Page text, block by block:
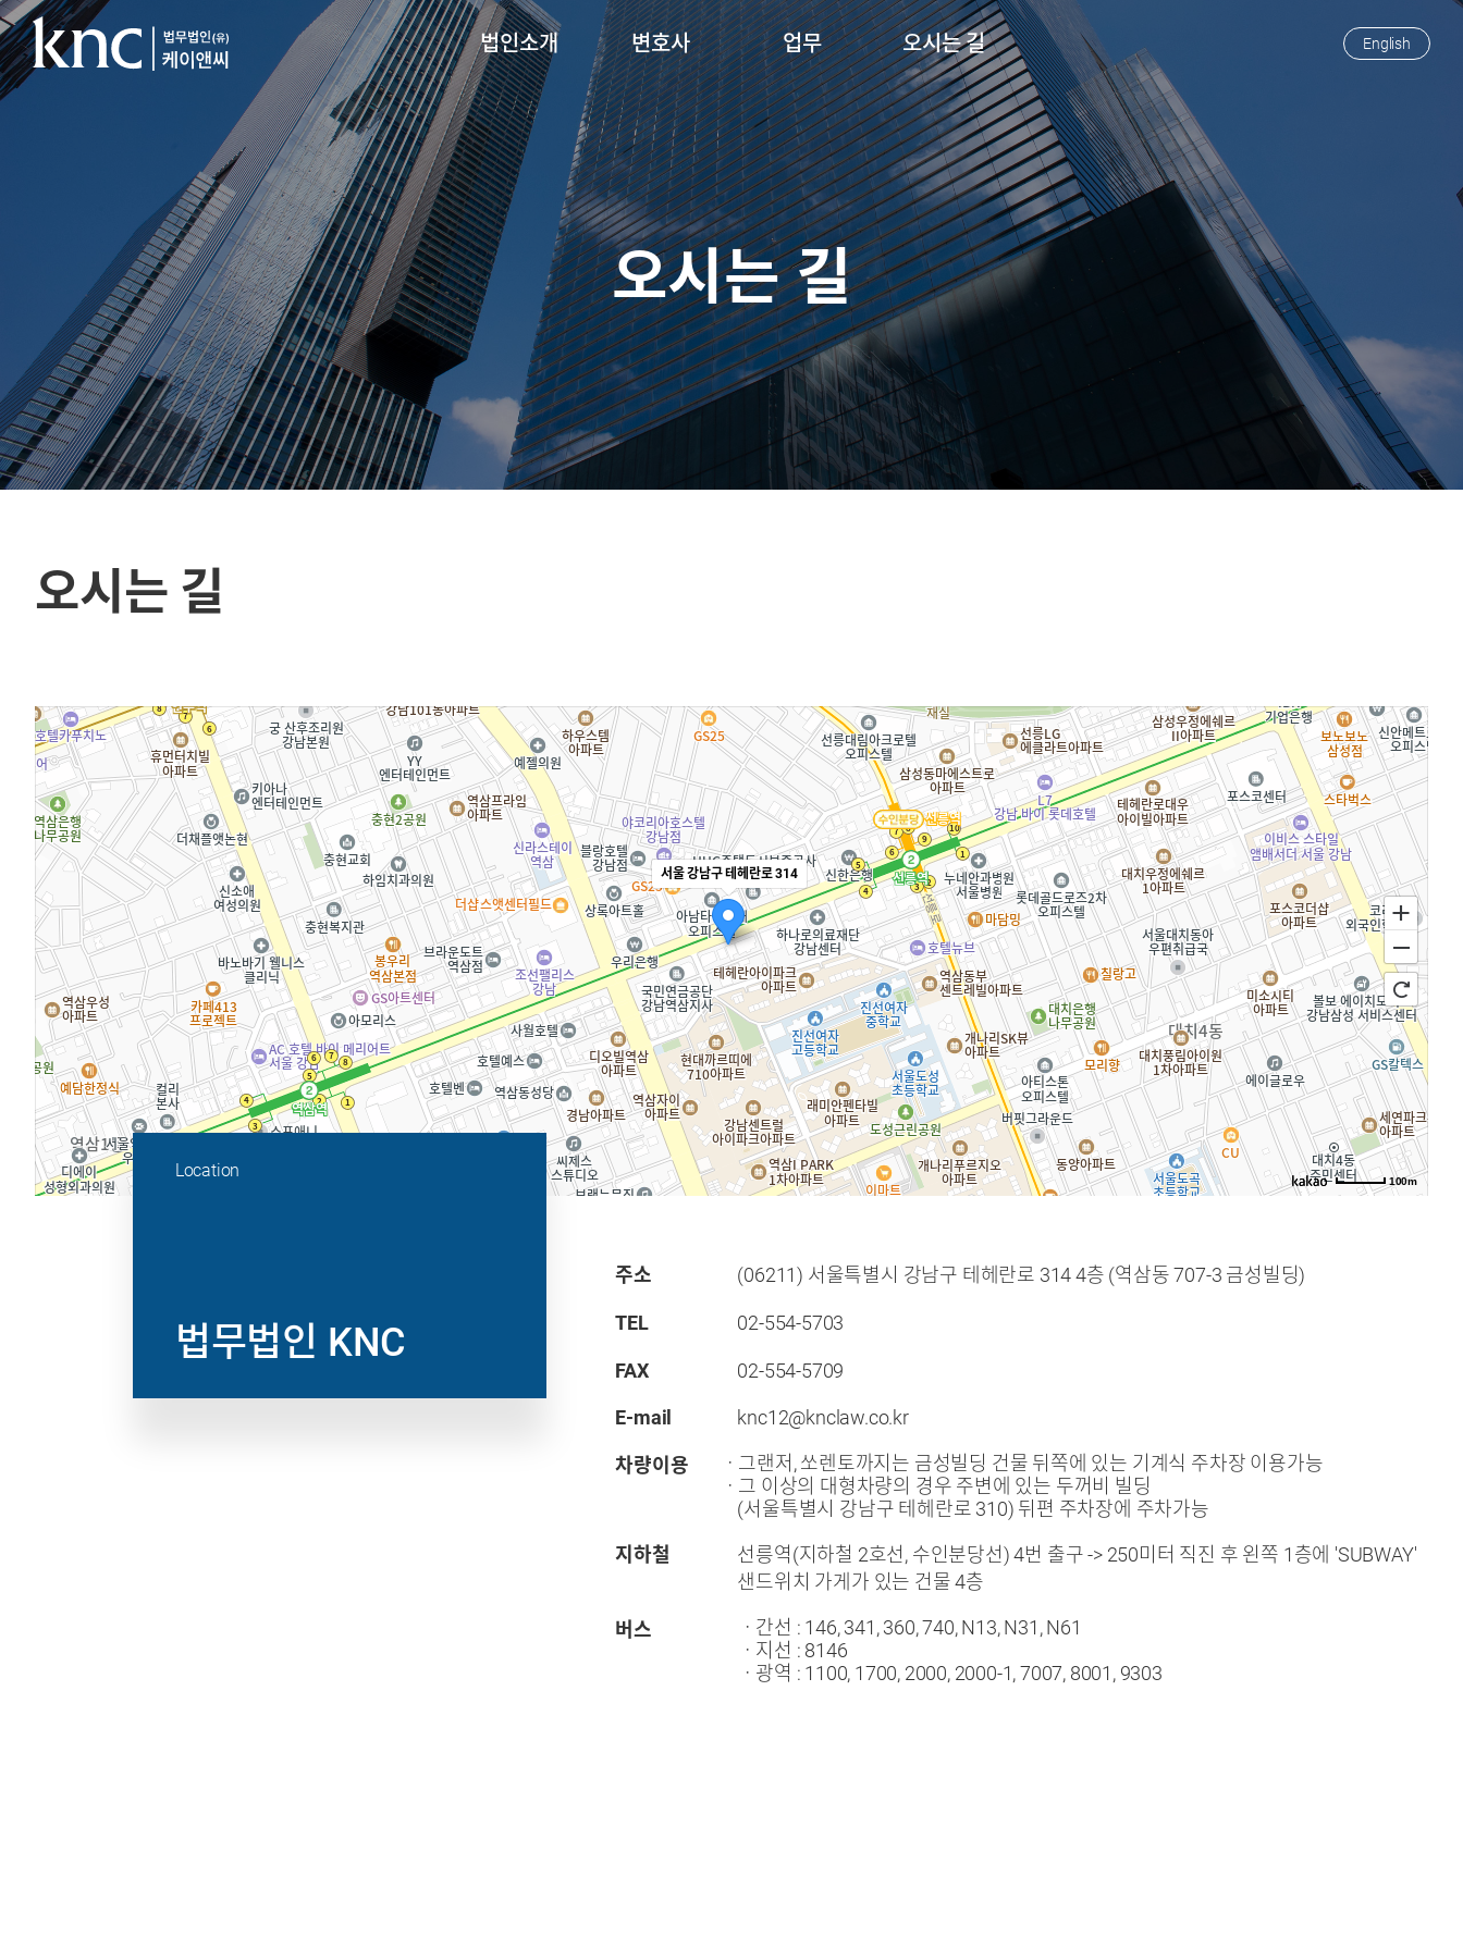
법인소개 변호사 업무 오시는 길 English
오시는 길
오시는 길
서울 강남구 테헤란로 314
100m
Location
법무법인 KNC
주소 (06211) 서울특별시 강남구 테헤란로 314 4층 (역삼동 707-3 금성빌딩)
TEL 02-554-5703
FAX 02-554-5709
E-mail knc12@knclaw.co.kr
차량이용
ㆍ그랜저, 쏘렌토까지는 금성빌딩 건물 뒤쪽에 있는 기계식 주차장 이용가능
ㆍ그 이상의 대형차량의 경우 주변에 있는 두꺼비 빌딩
(서울특별시 강남구 테헤란로 310) 뒤편 주차장에 주차가능
지하철
선릉역(지하철 2호선, 수인분당선) 4번 출구 -> 250미터 직진 후 왼쪽 1층에 'SUBWAY'
샌드위치 가게가 있는 건물 4층
버스
ㆍ간선 : 146, 341, 360, 740, N13, N31, N61
ㆍ지선 : 8146
ㆍ광역 : 1100, 1700, 2000, 2000-1, 7007, 8001, 9303